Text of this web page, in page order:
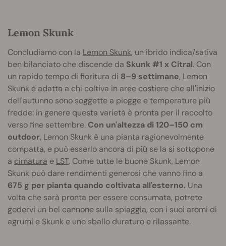
Lemon Skunk
Concludiamo con la Lemon Skunk, un ibrido indica/sativa
ben bilanciato che discende da Skunk #1 x Citral. Con
un rapido tempo di fioritura di 8–9 settimane, Lemon
Skunk è adatta a chi coltiva in aree costiere che all'inizio
dell'autunno sono soggette a piogge e temperature più
fredde: in genere questa varietà è pronta per il raccolto
verso fine settembre. Con un'altezza di 120–150 cm
outdoor, Lemon Skunk è una pianta ragionevolmente
compatta, e può esserlo ancora di più se la si sottopone
a cimatura e LST. Come tutte le buone Skunk, Lemon
Skunk può dare rendimenti generosi che vanno fino a
675 g per pianta quando coltivata all'esterno. Una
volta che sarà pronta per essere consumata, potrete
godervi un bel cannone sulla spiaggia, con i suoi aromi di
agrumi e Skunk e uno sballo duraturo e rilassante.